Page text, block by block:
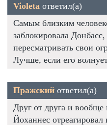
Violeta ответил(а)
Самым близким
заблокировала
пересматривать свои
Лучше, если его
Пражский ответил(а)
Друг от друга и вообще
Йоханнес